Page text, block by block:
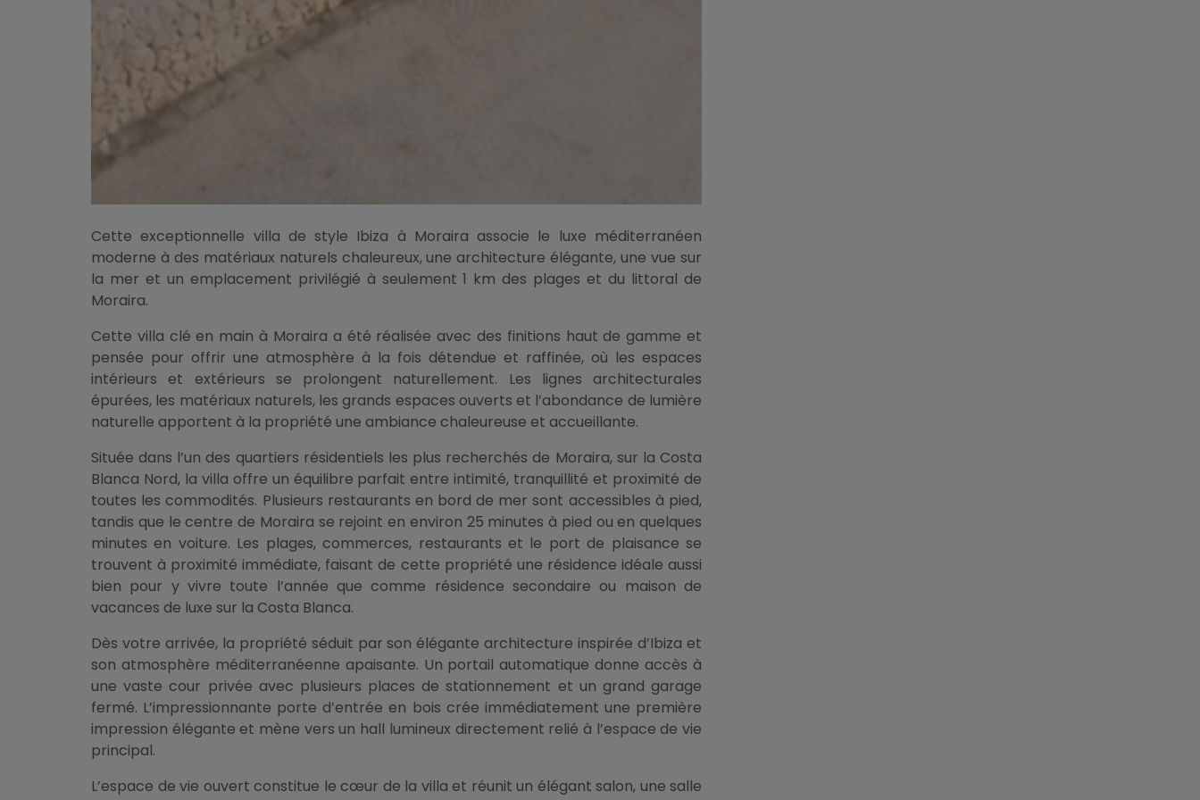
Cette exceptionnelle villa de style Ibiza à Moraira associe le luxe méditerranéen
moderne à des matériaux naturels chaleureux, une architecture élégante, une vue sur
la mer et un emplacement privilégié à seulement 1 km des plages et du littoral de
Moraira.
Cette villa clé en main à Moraira a été réalisée avec des finitions haut de gamme et
pensée pour offrir une atmosphère à la fois détendue et raffinée, où les espaces
intérieurs et extérieurs se prolongent naturellement. Les lignes architecturales
épurées, les matériaux naturels, les grands espaces ouverts et l’abondance de lumière
naturelle apportent à la propriété une ambiance chaleureuse et accueillante.
Située dans l’un des quartiers résidentiels les plus recherchés de Moraira, sur la Costa
Blanca Nord, la villa offre un équilibre parfait entre intimité, tranquillité et proximité de
toutes les commodités. Plusieurs restaurants en bord de mer sont accessibles à pied,
tandis que le centre de Moraira se rejoint en environ 25 minutes à pied ou en quelques
minutes en voiture. Les plages, commerces, restaurants et le port de plaisance se
trouvent à proximité immédiate, faisant de cette propriété une résidence idéale aussi
bien pour y vivre toute l’année que comme résidence secondaire ou maison de
vacances de luxe sur la Costa Blanca.
Dès votre arrivée, la propriété séduit par son élégante architecture inspirée d’Ibiza et
son atmosphère méditerranéenne apaisante. Un portail automatique donne accès à
une vaste cour privée avec plusieurs places de stationnement et un grand garage
fermé. L’impressionnante porte d’entrée en bois crée immédiatement une première
impression élégante et mène vers un hall lumineux directement relié à l’espace de vie
principal.
L’espace de vie ouvert constitue le cœur de la villa et réunit un élégant salon, une salle